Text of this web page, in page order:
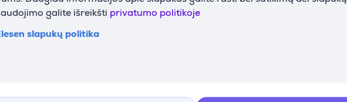
galite išreikšti privatumo politikoje
slapukų politika
Aprašymas